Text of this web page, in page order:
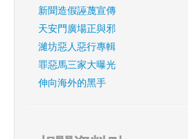
新聞造假誣蔑宣傳
天安門廣場正與邪
濰坊惡人惡行專輯
罪惡馬三家大曝光
伸向海外的黑手